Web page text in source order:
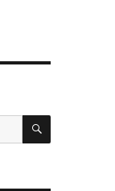
SUCHEN